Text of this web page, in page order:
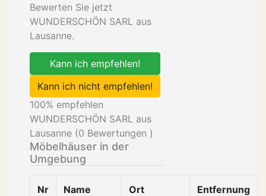
Bewerten Sie jetzt
WUNDERSCHÖN SARL aus
Lausanne.
Kann ich empfehlen!
Kann ich nicht empfehlen!
100% empfehlen
WUNDERSCHÖN SARL aus
Lausanne (0 Bewertungen )
Möbelhäuser in der
Umgebung
Nr Name Ort Entfernung